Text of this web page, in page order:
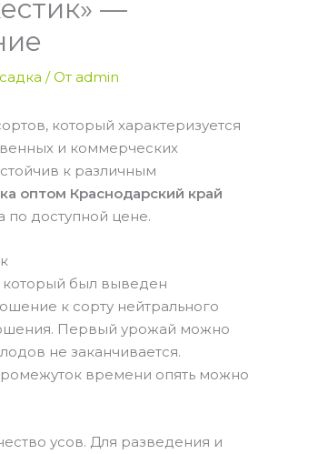
—
/ Отadmin
который характеризуется
и коммерческих
к различным
оптом Краснодарский край
по доступной цене.
который был выведен
к сорту нейтрального
Первый урожай можно
не заканчивается.
времени опять можно
усов. Для разведения и